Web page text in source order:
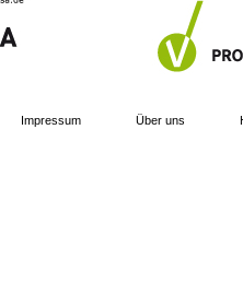
Impressum Über uns